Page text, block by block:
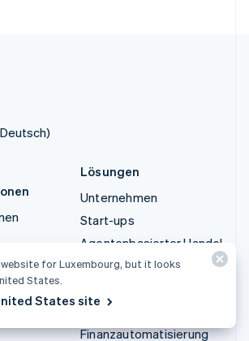
Lösungen
Unternehmen
Start-ups
Agentenbasierter Handel
Krypto
Embedded Finance
Finanzautomatisierung
website for Luxembourg, but it looks
States.
States site